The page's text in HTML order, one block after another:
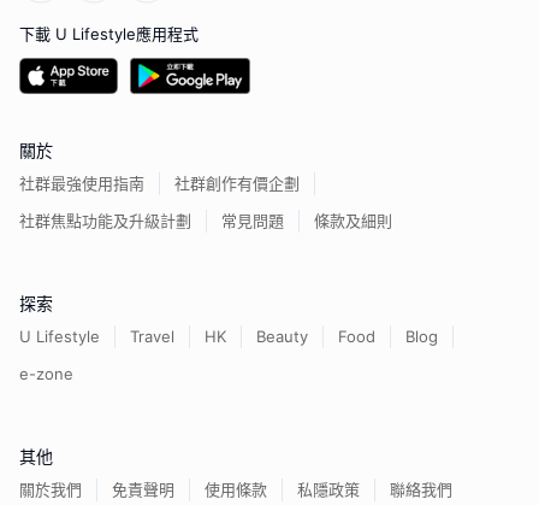
下載 U Lifestyle應用程式
關於
社群最強使用指南
社群創作有價企劃
社群焦點功能及升級計劃
常見問題 條款及細則
探索
U Lifestyle Travel HK Beauty Food
Blog
e-zone
其他
關於我們 免責聲明 使用條款 私隱政策 聯絡我們